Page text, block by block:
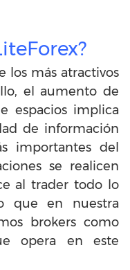
los más atractivos
el aumento de
espacios implica
de información
importantes del
se realicen
al trader todo lo
que en nuestra
brokers como
opera en este